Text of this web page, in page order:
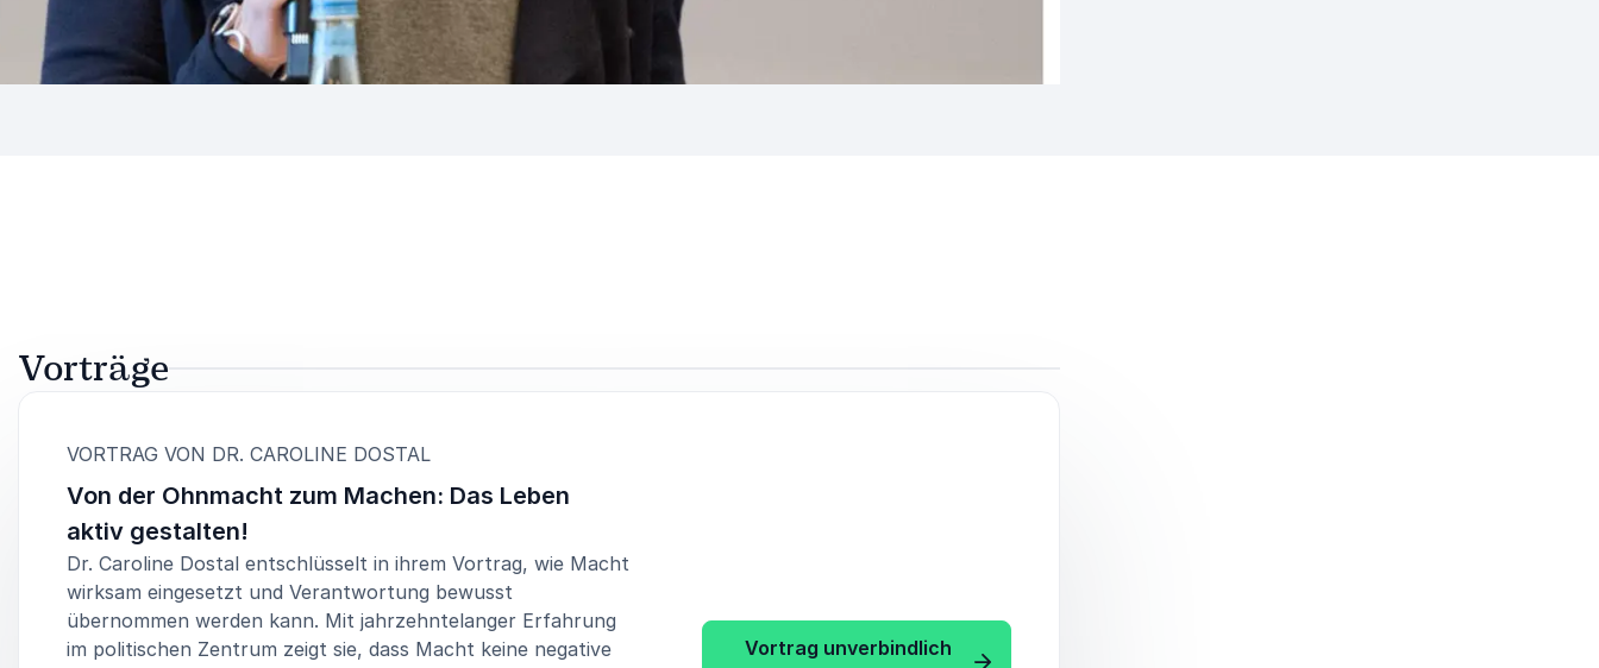
Vorträge
VORTRAG VON DR. CAROLINE DOSTAL:
Von der Ohnmacht zum Machen: Das Leben
aktiv gestalten!
Dr. Caroline Dostal entschlüsselt in ihrem Vortrag, wie Macht
wirksam eingesetzt und Verantwortung bewusst
übernommen werden kann. Mit jahrzehntelanger Erfahrung
im politischen Zentrum zeigt sie, dass Macht keine negative
Vortrag unverbindlich